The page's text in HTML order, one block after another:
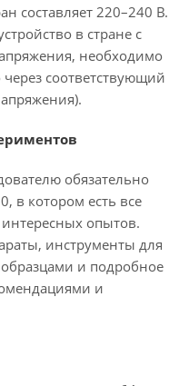
составляет 220–240 В.
в стране с
необходимо
через соответствующий
обязательно
в котором есть все
опытов.
инструменты для
и подробное
и